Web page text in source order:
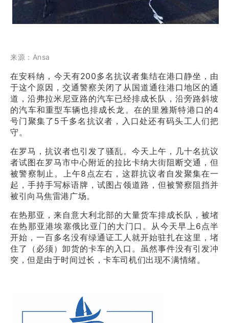
来源：Ansa
在安科纳，今天有200多名抗议者集结在港口静坐，由
于这个原因，交通警察关闭了从国道通往港口地区的通
道，沿弗拉米尼亚路的汽车已经排成长队，沿旁路斜坡
的汽车和重型车辆也排成长龙。在的里雅斯特港口的4
号门聚集了5千多名抗议者，入口处还有码头工人们把
守。
在罗马，抗议者也引发了骚乱。今天上午，几十名抗议
者试图在罗马市中心附近的拉比卡纳大街阻断交通，但
被警察制止。上午8点左右，这群抗议者自发聚集在一
起，手持手写标语牌，试图占领道路，但被警察阻挡并
被引向马焦雷港广场。
在热那亚，来自意大利北部的大量货车排成长队，被堵
在热那亚港埃塞俄比亚门的大门口。从今天早上6点半
开始，一百多名没有绿通证工人就开始驻扎在这里，堵
住了（必须）卸货的卡车的入口。虽然事件没有引发冲
突，但是由于时间过长，卡车司机们出现不满情绪。